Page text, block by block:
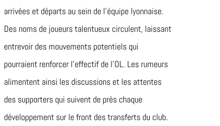
arrivées et départs au sein de l’équipe lyonnaise.
Des noms de joueurs talentueux circulent, laissant
entrevoir des mouvements potentiels qui
pourraient renforcer l’effectif de l’OL. Les rumeurs
alimentent ainsi les discussions et les attentes
des supporters qui suivent de près chaque
développement sur le front des transferts du club.